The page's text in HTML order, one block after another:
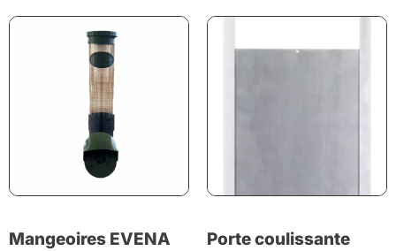
Mangeoires EVENA
Porte coulissante